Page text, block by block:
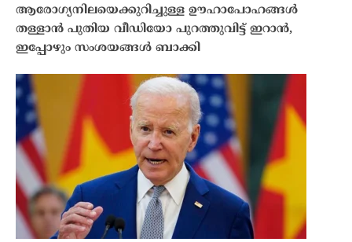
ആരോഗ്യനിലയെക്കുറിച്ചുള്ള ഊഹാപോഹങ്ങൾ
തള്ളാൻ പുതിയ വീഡിയോ പുറത്തുവിട്ട് ഇറാൻ,
ഇപ്പോഴും സംശയങ്ങൾ ബാക്കി